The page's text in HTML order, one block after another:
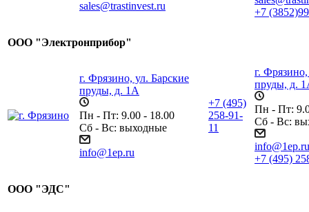
sales@trastinvest.ru
+7
ООО "Электронприбор"
г. Фрязино, ул. Барские
пруды, д. 1А
Пн - Пт: 9.00 - 18.00
Сб - Вс: выходные
info@1ep.ru
+7 (495)
258-91-
11
г.
пруды, д.
Пн - Пт:
Сб - Вс:
info@1ep.ru
+7 (495)
ООО "ЭДС"